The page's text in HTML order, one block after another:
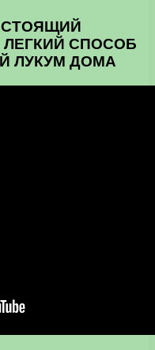
СПОСОБ
ЛУКУМ ДОМА